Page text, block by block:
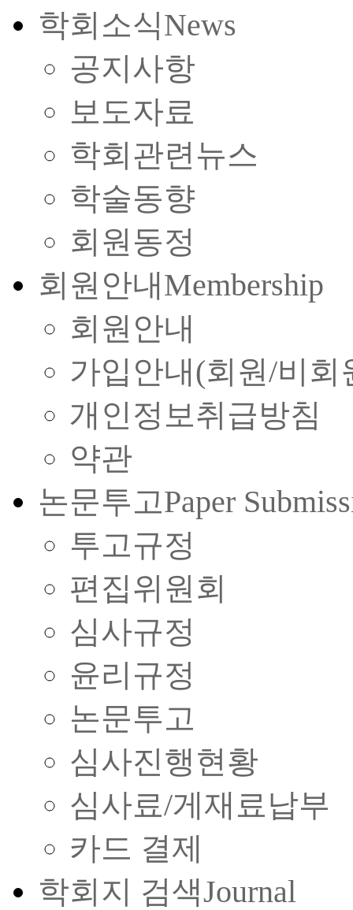
학회소식News
공지사항
보도자료
학회관련뉴스
학술동향
회원동정
회원안내Membership
회원안내
가입안내(회원/비회
개인정보취급방침
약관
논문투고Paper
투고규정
편집위원회
심사규정
윤리규정
논문투고
심사진행현황
심사료/게재료납부
카드 결제
학회지 검색Journal